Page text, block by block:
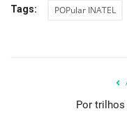
Tags: POPular INATEL
Por trilhos